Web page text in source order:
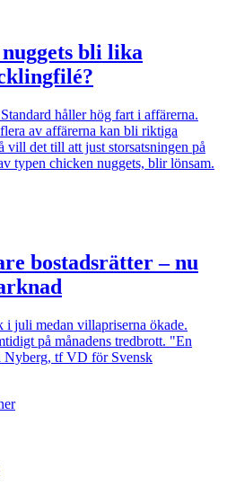
bli lika
håller hög fart i affärerna.
av affärerna kan bli riktiga
vill det till att just storsatsningen på
typen chicken nuggets, blir lönsam.
bostadsrätter – nu
i juli medan villapriserna ökade.
på månadens tredbrott. "En
Nyberg, tf VD för Svensk